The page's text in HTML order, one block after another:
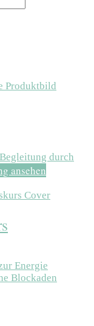
durch
ansehen
Energie
Blockaden